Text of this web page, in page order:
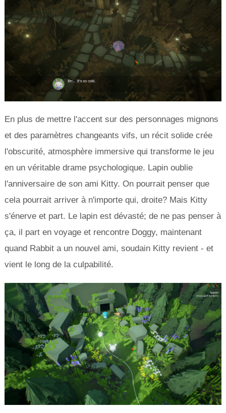
En plus de mettre l'accent sur des personnages mignons
et des paramètres changeants vifs, un récit solide crée
l'obscurité, atmosphère immersive qui transforme le jeu
en un véritable drame psychologique. Lapin oublie
l'anniversaire de son ami Kitty. On pourrait penser que
cela pourrait arriver à n'importe qui, droite? Mais Kitty
s'énerve et part. Le lapin est dévasté; de ne pas penser à
ça, il part en voyage et rencontre Doggy, maintenant
quand Rabbit a un nouvel ami, soudain Kitty revient - et
vient le long de la culpabilité.